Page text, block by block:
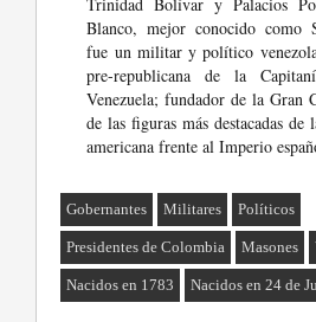
Blanco, mejor conocido como
fue un militar y político
pre-republicana de la
Venezuela; fundador de la Gran
de las figuras más destacadas de
americana frente al Imperio
Gobernantes Militares Políticos
Presidentes de Colombia Masones
Nacidos en 1783 Nacidos en 24 de